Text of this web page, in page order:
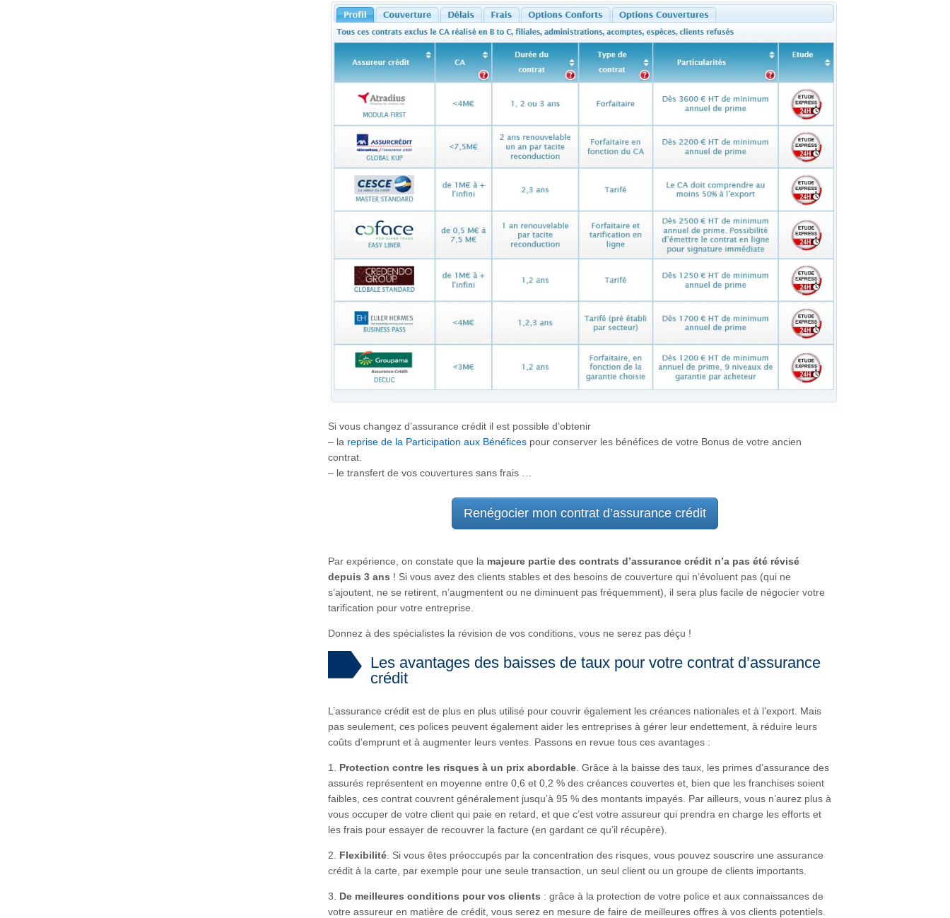
Si vous changez d’assurance crédit il est possible d’obtenir
– la reprise de la Participation aux Bénéficespour conserver les bénéfices de votre Bonus de votre ancien
contrat.
– le transfert de vos couvertures sans frais …
Renégocier mon contrat d’assurance crédit
Par expérience, on constate que la majeure partie des contrats d’assurance crédit n’a pas été révisé
depuis 3 ans ! Si vous avez des clients stables et des besoins de couverture qui n’évoluent pas (qui ne
s’ajoutent, ne se retirent, n’augmentent ou ne diminuent pas fréquemment), il sera plus facile de négocier votre
tarification pour votre entreprise.
Donnez à des spécialistes la révision de vos conditions, vous ne serez pas déçu !
Les avantages des baisses de taux pour votre contrat d’assurance
crédit
L’assurance crédit est de plus en plus utilisé pour couvrir également les créances nationales et à l’export. Mais
pas seulement, ces polices peuvent également aider les entreprises à gérer leur endettement, à réduire leurs
coûts d’emprunt et à augmenter leurs ventes. Passons en revue tous ces avantages :
1. Protection contre les risques à un prix abordable. Grâce à la baisse des taux, les primes d’assurance des
assurés représentent en moyenne entre 0,6 et 0,2 % des créances couvertes et, bien que les franchises soient
faibles, ces contrat couvrent généralement jusqu’à 95 % des montants impayés. Par ailleurs, vous n’aurez plus à
vous occuper de votre client qui paie en retard, et que c’est votre assureur qui prendra en charge les efforts et
les frais pour essayer de recouvrer la facture (en gardant ce qu’il récupère).
2. Flexibilité. Si vous êtes préoccupés par la concentration des risques, vous pouvez souscrire une assurance
crédit à la carte, par exemple pour une seule transaction, un seul client ou un groupe de clients importants.
3. De meilleures conditions pour vos clients : grâce à la protection de votre police et aux connaissances de
votre assureur en matière de crédit, vous serez en mesure de faire de meilleures offres à vos clients potentiels.